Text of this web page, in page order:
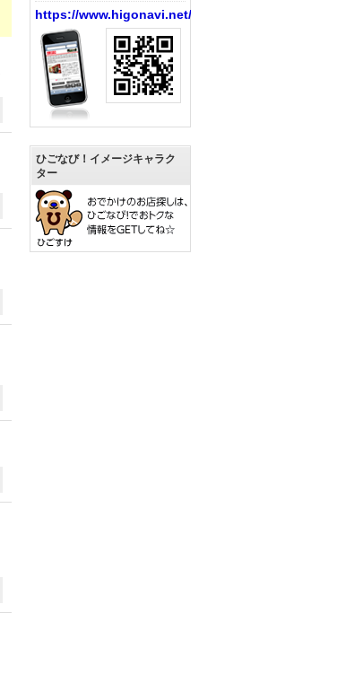
https://www.higonavi.net/
ひごなび！イメージキャラク
ター